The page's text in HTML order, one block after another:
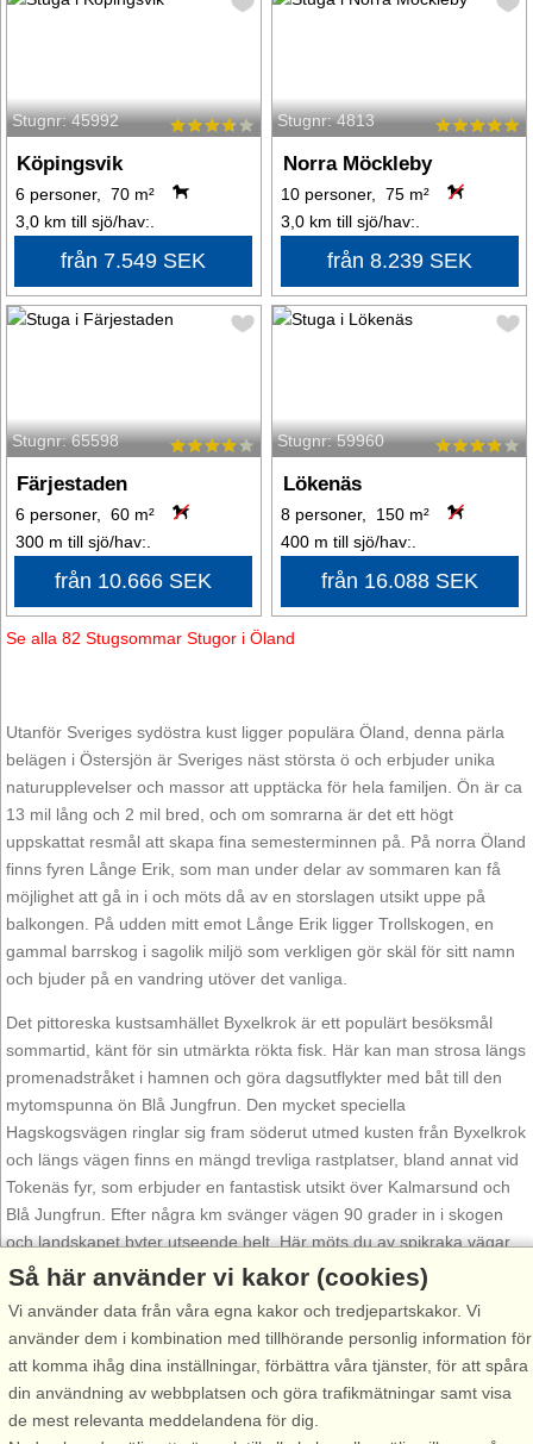
Stugnr: 45992
Köpingsvik
6 personer, 70 m²
3,0 km till sjö/hav:.
från 7.549 SEK
Stugnr: 4813
Norra Möckleby
10 personer, 75 m²
3,0 km till sjö/hav:.
från 8.239 SEK
Stugnr: 65598
Färjestaden
6 personer, 60 m²
300 m till sjö/hav:.
från 10.666 SEK
Stugnr: 59960
Lökenäs
8 personer, 150 m²
400 m till sjö/hav:.
från 16.088 SEK
Se alla 82 Stugsommar Stugor i Öland
Utanför Sveriges sydöstra kust ligger populära Öland, denna pärla
belägen i Östersjön är Sveriges näst största ö och erbjuder unika
naturupplevelser och massor att upptäcka för hela familjen. Ön är ca
13 mil lång och 2 mil bred, och om somrarna är det ett högt
uppskattat resmål att skapa fina semesterminnen på. På norra Öland
finns fyren Långe Erik, som man under delar av sommaren kan få
möjlighet att gå in i och möts då av en storslagen utsikt uppe på
balkongen. På udden mitt emot Långe Erik ligger Trollskogen, en
gammal barrskog i sagolik miljö som verkligen gör skäl för sitt namn
och bjuder på en vandring utöver det vanliga.
Det pittoreska kustsamhället Byxelkrok är ett populärt besöksmål
sommartid, känt för sin utmärkta rökta fisk. Här kan man strosa längs
promenadstråket i hamnen och göra dagsutflykter med båt till den
mytomspunna ön Blå Jungfrun. Den mycket speciella
Hagskogsvägen ringlar sig fram söderut utmed kusten från Byxelkrok
och längs vägen finns en mängd trevliga rastplatser, bland annat vid
Tokenäs fyr, som erbjuder en fantastisk utsikt över Kalmarsund och
Blå Jungfrun. Efter några km svänger vägen 90 grader in i skogen
och landskapet byter utseende helt. Här möts du av spikraka vägar
som går genom Bödaskogen med sitt lingon-och blåbärsrika
Borgholm på mellersta Öland erbjuder både stad, skog, alvar, slott
och hav. Redan på 1800-talet blev Borgholm populär som bad-och
kurort, den öländska luften ansågs speciellt välgörande och gäster
strömmade till från hela Sverige. Sedan dess har det varit en
Så här använder vi kakor (cookies)
Vi använder data från våra egna kakor och tredjepartskakor. Vi
använder dem i kombination med tillhörande personlig information för
att komma ihåg dina inställningar, förbättra våra tjänster, för att spåra
din användning av webbplatsen och göra trafikmätningar samt visa
de mest relevanta meddelandena för dig.